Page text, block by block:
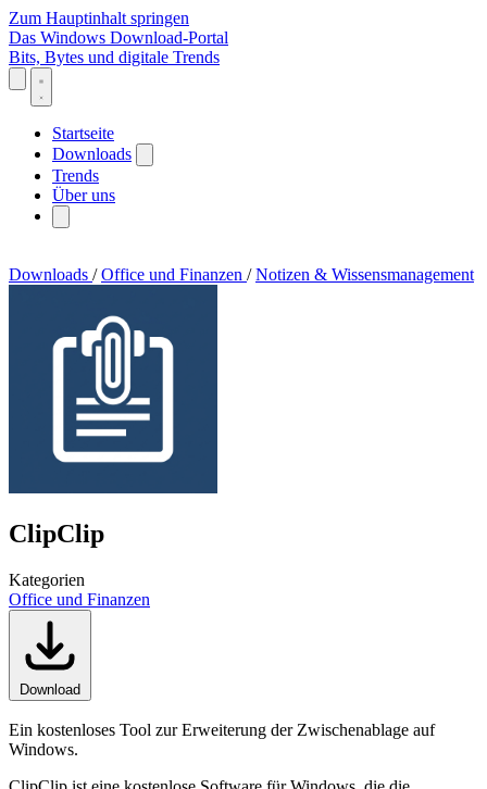
Zum Hauptinhalt springen
Das Windows Download-Portal
Bits, Bytes und digitale Trends
Startseite
Downloads
Trends
Über uns
Downloads / Office und Finanzen / Notizen & Wissensmanagement
ClipClip
Kategorien
Office und Finanzen
Download
Ein kostenloses Tool zur Erweiterung der Zwischenablage auf
Windows.